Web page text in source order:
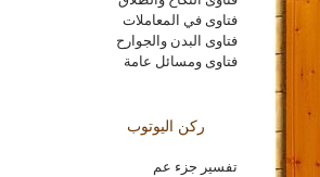
فتاوى في المعاملات
فتاوى البدن والجوارح
فتاوى ومسائل عامة
ركن اليوتوب
تفسير جزء عم